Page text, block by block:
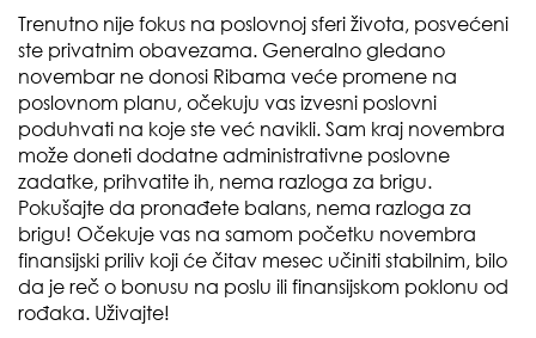
Trenutno nije fokus na poslovnoj sferi života, posvećeni
ste privatnim obavezama. Generalno gledano
novembar ne donosi Ribama veće promene na
poslovnom planu, očekuju vas izvesni poslovni
poduhvati na koje ste već navikli. Sam kraj novembra
može doneti dodatne administrativne poslovne
zadatke, prihvatite ih, nema razloga za brigu.
Pokušajte da pronađete balans, nema razloga za
brigu! Očekuje vas na samom početku novembra
finansijski priliv koji će čitav mesec učiniti stabilnim, bilo
da je reč o bonusu na poslu ili finansijskom poklonu od
rođaka. Uživajte!